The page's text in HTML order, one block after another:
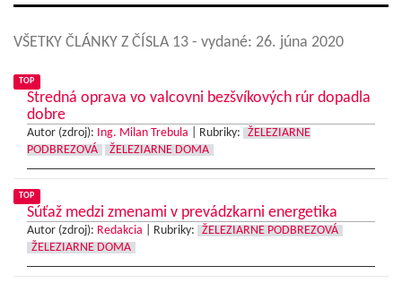
VŠETKY ČLÁNKY Z ČÍSLA 13 - vydané: 26. júna 2020
TOP
Stredná oprava vo valcovni bezšvíkových rúr dopadla
dobre
Autor (zdroj): Ing. Milan Trebula Rubriky:
ŽELEZIARNE
PODBREZOVÁ
ŽELEZIARNE DOMA
TOP
Súťaž medzi zmenami v prevádzkarni energetika
Autor (zdroj): Redakcia Rubriky:
ŽELEZIARNE PODBREZOVÁ
ŽELEZIARNE DOMA